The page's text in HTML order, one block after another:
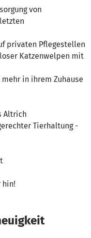
von
privaten Pflegestellen
Katzenwelpen mit
in ihrem Zuhause
Altrich
Tierhaltung -
hin!